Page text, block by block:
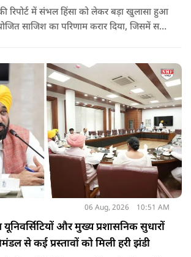
रिपोर्ट में संभल हिंसा को लेकर बड़ा खुलासा हुआ
साजिश का परिणाम करार दिया, जिसमें सपा
06 Aug, 2026 10:51 AM
और मुख्य प्रशासनिक सुधारों
से कई प्रस्तावों को मिली हरी झंडी